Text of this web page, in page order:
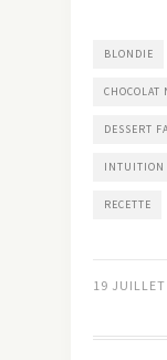
BLONDIE
CHOCOLAT
DESSERT
INTUITION
RECETTE
19